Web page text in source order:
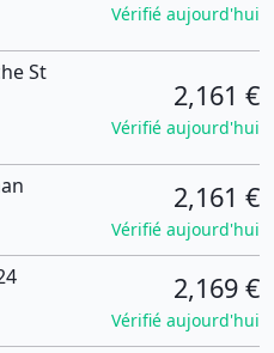
Vérifié aujourd'hui
St
2,161 €
Vérifié aujourd'hui
2,161 €
Vérifié aujourd'hui
2,169 €
Vérifié aujourd'hui